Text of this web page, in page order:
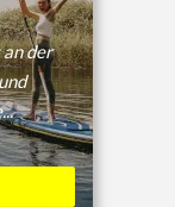
der